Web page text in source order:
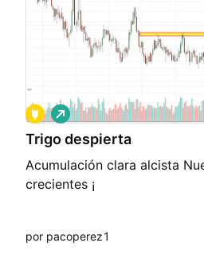
Trigo despierta
Acumulación clara alcista
crecientes ¡
L
a
r
g
o
por pacoperez1